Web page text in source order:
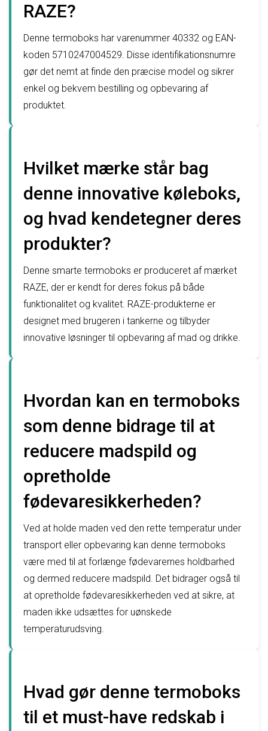
RAZE?
Denne termoboks har varenummer 40332 og EAN-
koden 5710247004529. Disse identifikationsnumre
gør det nemt at finde den præcise model og sikrer
enkel og bekvem bestilling og opbevaring af
produktet.
Hvilket mærke står bag
denne innovative køleboks,
og hvad kendetegner deres
produkter?
Denne smarte termoboks er produceret af mærket
RAZE, der er kendt for deres fokus på både
funktionalitet og kvalitet. RAZE-produkterne er
designet med brugeren i tankerne og tilbyder
innovative løsninger til opbevaring af mad og drikke.
Hvordan kan en termoboks
som denne bidrage til at
reducere madspild og
opretholde
fødevaresikkerheden?
Ved at holde maden ved den rette temperatur under
transport eller opbevaring kan denne termoboks
være med til at forlænge fødevarernes holdbarhed
og dermed reducere madspild. Det bidrager også til
at opretholde fødevaresikkerheden ved at sikre, at
maden ikke udsættes for uønskede
temperaturudsving.
Hvad gør denne termoboks
til et must-have redskab i